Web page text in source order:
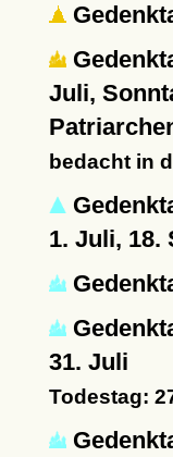
Juli,
bedacht in
1. Juli, 18.
31. Juli
Todestag: